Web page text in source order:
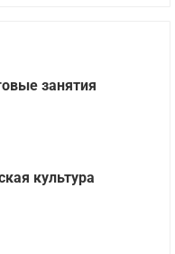
занятия
культура